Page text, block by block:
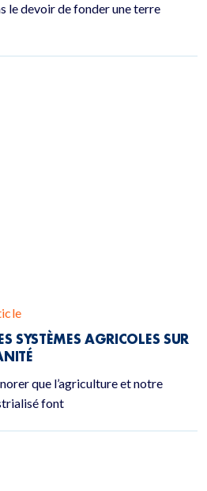
le devoir de fonder une terre
SYSTÈMES AGRICOLES SUR
que l’agriculture et notre
font